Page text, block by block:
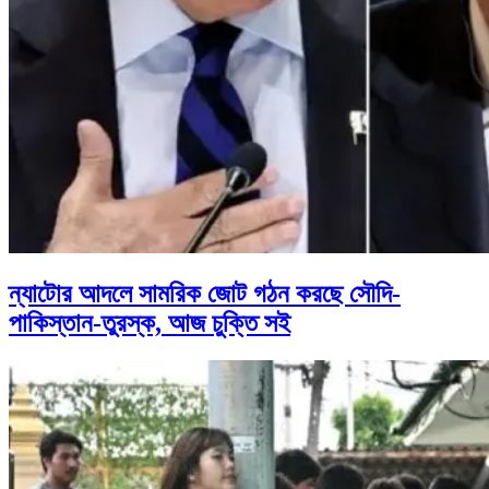
ন্যাটোর আদলে সামরিক জোট গঠন করছে সৌদি-
পাকিস্তান-তুরস্ক, আজ চুক্তি সই